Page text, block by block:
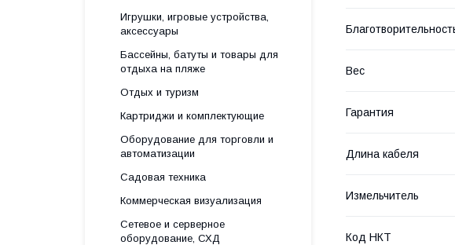
Вес
Гарантия
Длина кабеля
Измельчитель
Код НКТ
Игрушки, игровые устройства,
аксессуары
Бассейны, батуты и товары для
отдыха на пляже
Отдых и туризм
Картриджи и комплектующие
Оборудование для торговли и
автоматизации
Садовая техника
Коммерческая визуализация
Сетевое и серверное
оборудование, СХД